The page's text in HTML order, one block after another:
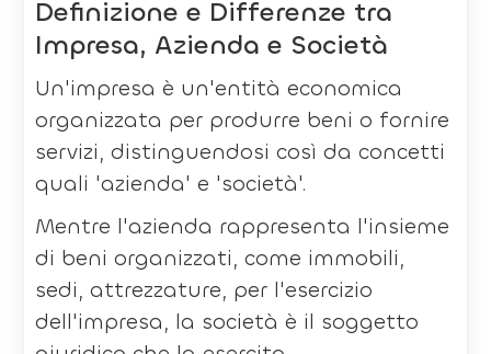
Definizione e Differenze tra
Impresa, Azienda e Società
Un'impresa è un'entità economica
organizzata per produrre beni o fornire
servizi, distinguendosi così da concetti
quali 'azienda' e 'società'.
Mentre l'azienda rappresenta l'insieme
di beni organizzati, come immobili,
sedi, attrezzature, per l'esercizio
dell'impresa, la società è il soggetto